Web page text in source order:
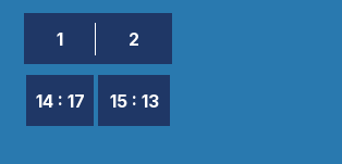
1
14 : 17
2
15 : 13